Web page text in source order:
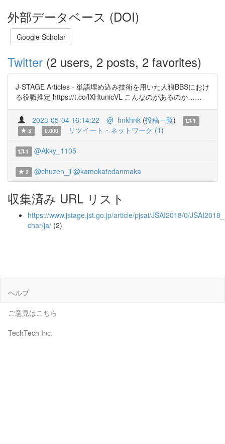
外部データベース (DOI)
Google Scholar
Twitter (2 users, 2 posts, 2 favorites)
J-STAGE Articles - 単語埋め込み技術を用いた人狼BBSにおけ
る役職推定 https://t.co/lXHtunicVL こんなのがあるのか……
2023-05-04 16:14:22 @_hnkhnk (投稿一覧)
1
3
0.000 リツイート・ネットワーク (1)
1 @Akky_1105
2 @chuzen_ji @kamokatedanmaka
収集済み URL リスト
https://www.jstage.jst.go.jp/article/pjsai/JSAI2018/0/
char/ja/ (2)
ヘルプ
ご意見はこちら
TechTech Inc.